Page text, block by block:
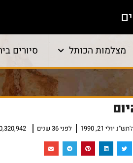
מצלמות הכותל סיורים
יולי 21, 1990 לפני 36 שנים 10,320,942